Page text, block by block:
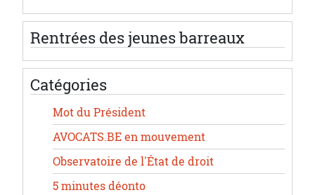
Rentrées des jeunes barreaux
Catégories
Mot du Président
AVOCATS.BE en mouvement
Observatoire de l'État de droit
5 minutes déonto